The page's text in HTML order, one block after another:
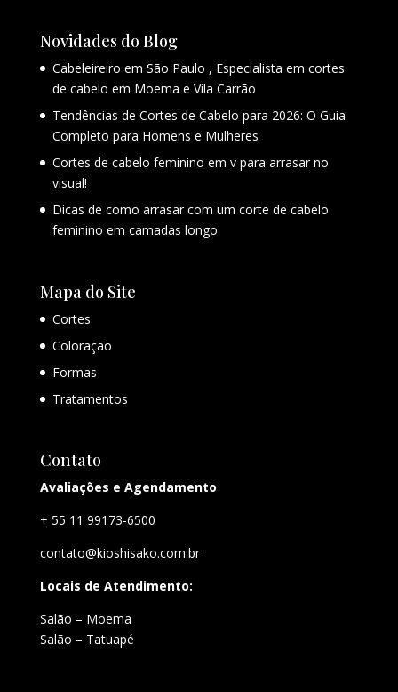
Novidades do Blog
Cabeleireiro em São Paulo , Especialista em cortes
de cabelo em Moema e Vila Carrão
Tendências de Cortes de Cabelo para 2026: O Guia
Completo para Homens e Mulheres
Cortes de cabelo feminino em v para arrasar no
visual!
Dicas de como arrasar com um corte de cabelo
feminino em camadas longo
Mapa do Site
Cortes
Coloração
Formas
Tratamentos
Contato
Avaliações e Agendamento
+ 55 11 99173-6500
contato@kioshisako.com.br
Locais de Atendimento:
Salão – Moema
Salão – Tatuapé